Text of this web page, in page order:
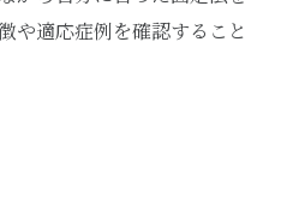
や適応症例を確認すること